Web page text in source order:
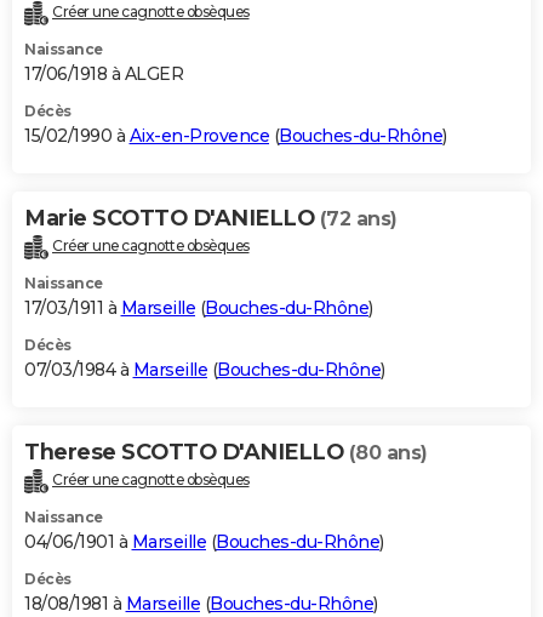
Créer une cagnotte obsèques
Naissance
17/06/1918 à ALGER
Décès
15/02/1990 à Aix-en-Provence (Bouches-du-Rhône)
Marie SCOTTO D'ANIELLO (72 ans)
Créer une cagnotte obsèques
Naissance
17/03/1911 à Marseille (Bouches-du-Rhône)
Décès
07/03/1984 à Marseille (Bouches-du-Rhône)
Therese SCOTTO D'ANIELLO (80 ans)
Créer une cagnotte obsèques
Naissance
04/06/1901 à Marseille (Bouches-du-Rhône)
Décès
18/08/1981 à Marseille (Bouches-du-Rhône)